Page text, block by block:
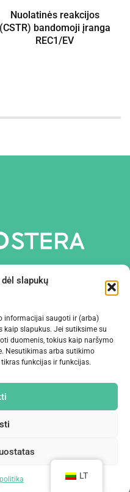
slapukų
informacijai saugoti ir (arba)
slapukus. Jei sutiksime su
duomenis, tokius kaip naršymo
Nesutikimas arba sutikimo
funkcijas ir funkcijas.
Nuolatinės reakcijos
(CSTR) bandomoji įranga
REC1/EV
LT